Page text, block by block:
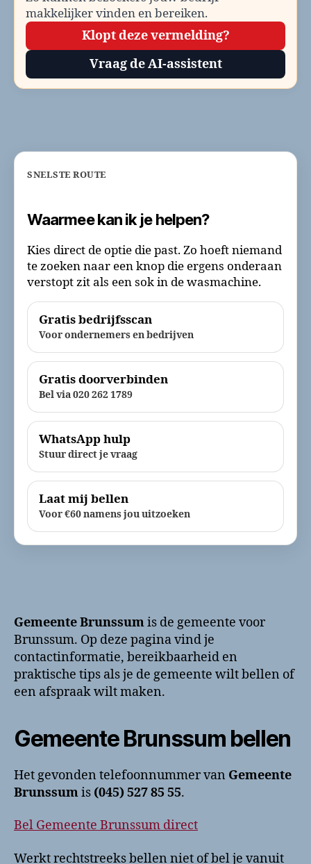
makkelijker vinden en bereiken.
Klopt deze vermelding?
Vraag de AI-assistent
SNELSTE ROUTE
Waarmee kan ik je helpen?
Kies direct de optie die past. Zo hoeft niemand
te zoeken naar een knop die ergens onderaan
verstopt zit als een sok in de wasmachine.
Gratis bedrijfsscan
Voor ondernemers en bedrijven
Gratis doorverbinden
Bel via 020 262 1789
WhatsApp hulp
Stuur direct je vraag
Laat mij bellen
Voor €60 namens jou uitzoeken
Gemeente Brunssumis de gemeente voor
Brunssum. Op deze pagina vind je
contactinformatie, bereikbaarheid en
praktische tips als je de gemeente wilt bellen of
een afspraak wilt maken.
Gemeente Brunssum bellen
Het gevonden telefoonnummer van Gemeente
Brunssumis (045) 527 85 55.
Bel Gemeente Brunssum direct
Werkt rechtstreeks bellen niet of bel je vanuit